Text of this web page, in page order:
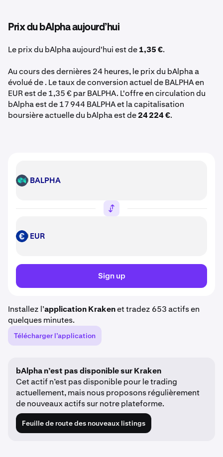
Prix du bAlpha aujourd’hui
Le prix du bAlpha aujourd'hui est de1,35 €.
Au cours des dernières 24 heures, le prix du bAlpha a
évolué de . Le taux de conversion actuel de BALPHA en
EUR est de 1,35 € par BALPHA. L'offre en circulation du
bAlpha est de 17 944 BALPHA et la capitalisation
boursière actuelle du bAlpha est de24 224 €.
BALPHA BALPHA
EUR EUR
Sign up
Installez l’application Krakenet tradez 653 actifs en
quelques minutes.
Télécharger l’application
bAlpha n’est pas disponible sur Kraken
Cet actif n’est pas disponible pour le trading
actuellement, mais nous proposons régulièrement
de nouveaux actifs sur notre plateforme.
Feuille de route des nouveaux listings